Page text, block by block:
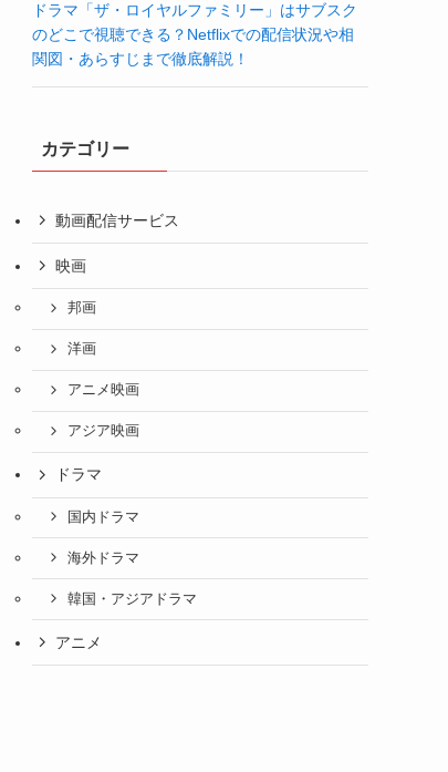
ドラマ「ザ・ロイヤルファミリー」はサブスク
のどこで視聴できる？Netflixでの配信状況や相
関図・あらすじまで徹底解説！
カテゴリー
動画配信サービス
映画
邦画
洋画
アニメ映画
アジア映画
ドラマ
国内ドラマ
海外ドラマ
韓国・アジアドラマ
アニメ